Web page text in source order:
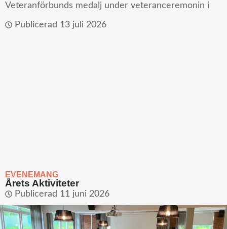
Veteranförbunds medalj under veteranceremonin i
Publicerad 13 juli 2026
EVENEMANG
Årets Aktiviteter
Publicerad 11 juni 2026